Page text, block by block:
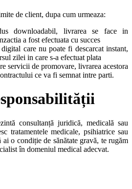
de client, dupa cum urmeaza:
downloadabil, livrarea se face in
a fost efectuata cu succes
care nu poate fi descarcat instant,
zilei in care s-a efectuat plata
servicii de promovare, livrarea acestora
ce va fi semnat intre parti.
consultanță juridică, medicală sau
tratamentele medicale, psihiatrice sau
ai o condiție de sănătate gravă, te rugăm
în domeniul medical adecvat.